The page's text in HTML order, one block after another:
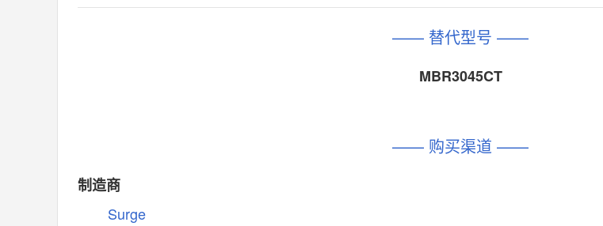
—— 替代型号 ——
MBR3045CT
—— 购买渠道 ——
制造商
Surge